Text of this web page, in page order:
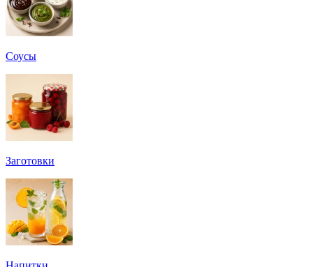
Соусы
Заготовки